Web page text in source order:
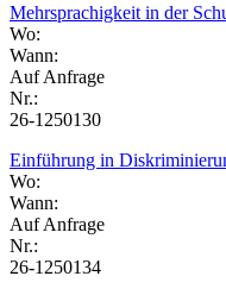
Mehrsprachigkeit in der
Wo:
Wann:
Auf Anfrage
Nr.:
26-1250130
Einführung in
Wo:
Wann:
Auf Anfrage
Nr.:
26-1250134